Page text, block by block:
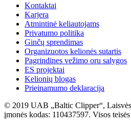
Kontaktai
Karjera
Atmintinė keliautojams
Privatumo politika
Ginčų sprendimas
Organizuotos kelionės sutartis
Pagrindines vežimo oru salygos
ES projektai
Kelionių blogas
Prieinamumo deklaracija
© 2019 UAB „Baltic Clipper“,
įmonės kodas: 110437597. Visos